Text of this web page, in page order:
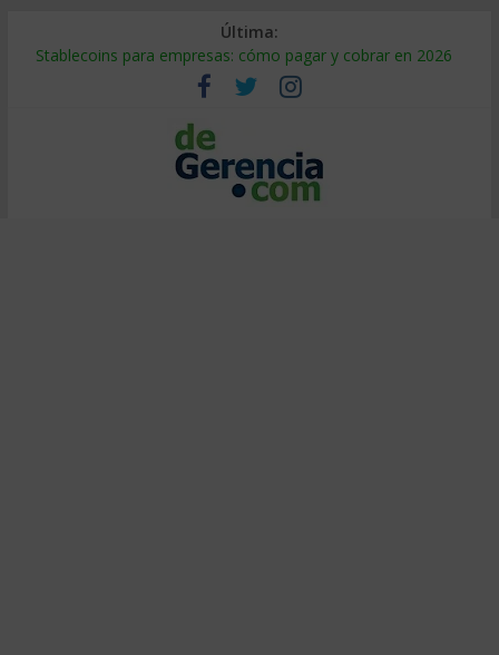
Última:
Stablecoins para empresas: cómo pagar y cobrar en 2026
Despido silencioso: qué es y por qué sale tan caro
IA en selección de personal: cómo auditarla a tiempo
Trabajo forzoso en la cadena de suministro: qué hacer
Mercado hispano de EE. UU.: cómo segmentarlo y venderle